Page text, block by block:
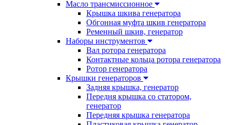
Масло трансмиссионное
Крышка шкива генератора
Обгонная муфта шкив генератора
Ременный шкив, генератор
Наборы инструментов
Вал ротора генератора
Контактные кольца ротора генератора
Ротор генератора
Крышки генераторов
Задняя крышка, генератор
Передня крышка со статором,
генератор
Передняя крышка генератора